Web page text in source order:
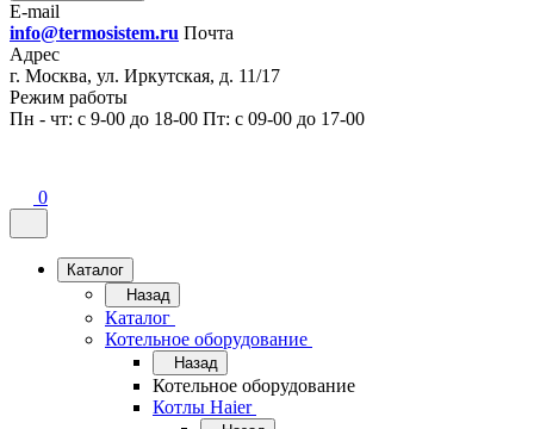
E-mail
info@termosistem.ru Почта
Адрес
г. Москва, ул. Иркутская, д. 11/17
Режим работы
Пн - чт: с 9-00 до 18-00 Пт: с 09-00 до 17-00
0
Каталог
Назад
Каталог
Котельное оборудование
Назад
Котельное оборудование
Котлы Haier